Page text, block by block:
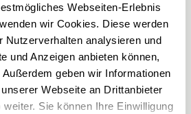
Webseiten-Erlebnis
wir Cookies. Diese werden
Nutzerverhalten analysieren und
und Anzeigen anbieten können,
geben wir Informationen
Webseite an Drittanbieter
Sie können Ihre Einwilligung
E-mail